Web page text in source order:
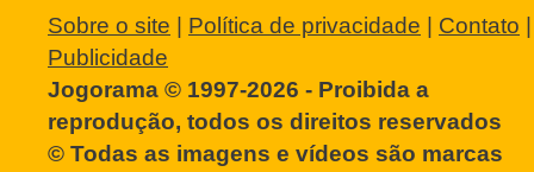
Sobre o site | Política de privacidade | Contato |
Publicidade
Jogorama © 1997-2026 - Proibida a
reprodução, todos os direitos reservados
© Todas as imagens e vídeos são marcas